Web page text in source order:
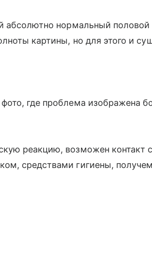
абсолютно нормальный
картины, но для этого и
где проблема изображена
реакцию, возможен контакт
средствами гигиены,